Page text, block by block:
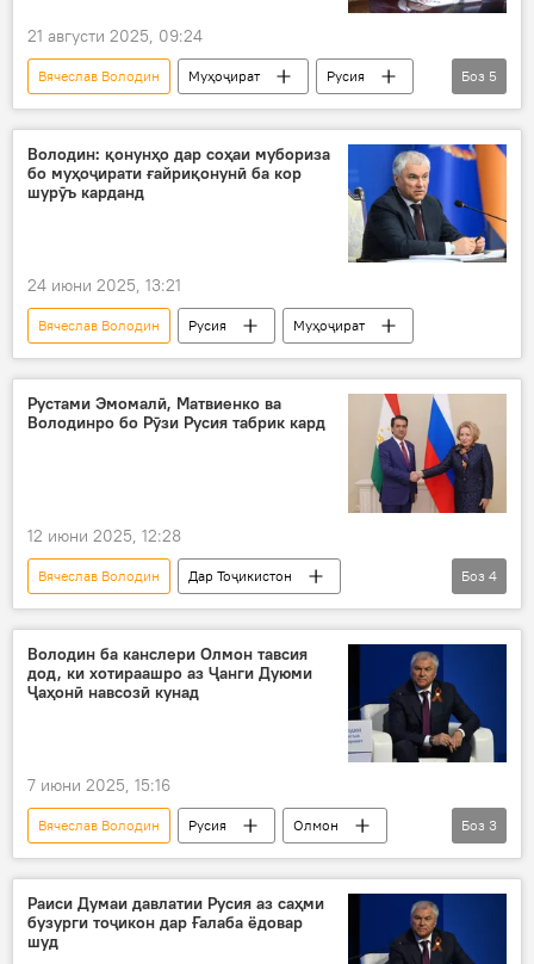
21 августи 2025, 09:24
Вячеслав Володин Муҳоҷират
Русия
Дар Русия
Маориф
таҳсил
кӯдакон
мактаб
Боз 5
Володин: қонунҳо дар соҳаи мубориза
бо муҳоҷирати ғайриқонунӣ ба кор
шурӯъ карданд
24 июни 2025, 13:21
Вячеслав Володин Русия Муҳоҷират
Рустами Эмомалӣ, Матвиенко ва
Володинро бо Рӯзи Русия табрик кард
12 июни 2025, 12:28
Вячеслав Володин
Дар Тоҷикистон
Русия
ҳамкорӣ
равобит
Рустам Эмомалӣ
Валентина Матвиенко
Боз 4
Володин ба канслери Олмон тавсия
дод, ки хотираашро аз Ҷанги Дуюми
Ҷаҳонӣ навсозӣ кунад
7 июни 2025, 15:16
Вячеслав Володин Русия
Олмон
садри аъзами Олмон
ҶБВ Сиёсат
Боз 3
Раиси Думаи давлатии Русия аз саҳми
бузурги тоҷикон дар Ғалаба ёдовар
шуд